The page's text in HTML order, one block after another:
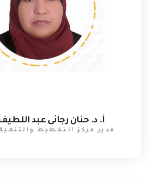
أ. د. حنان رجائى عبد
مدير مركز التخطيط